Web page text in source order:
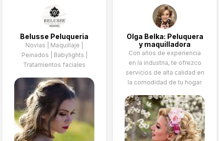
atender a grandes
grupos (invitadas,
madrinas e incluso el
novio), pruebas y
maquillaje hasta el final
del reportaje fotográfico,
aseguran un día sin
estrés y con resultados
impecables.
invitadas se sientan
auténticas protagonistas,
sin preocupaciones
Belusse Peluqueria
Novias | Maquillaje |
Peinados | Babylights |
Tratamientos faciales
Olga Belka: Peluquera
y maquilladora
Con años de experiencia
en la industria, te ofrezco
servicios de alta calidad en
la comodidad de tu hogar.